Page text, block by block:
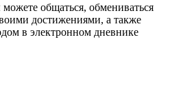
общаться, обмениваться
достижениями, а также
в электронном дневнике